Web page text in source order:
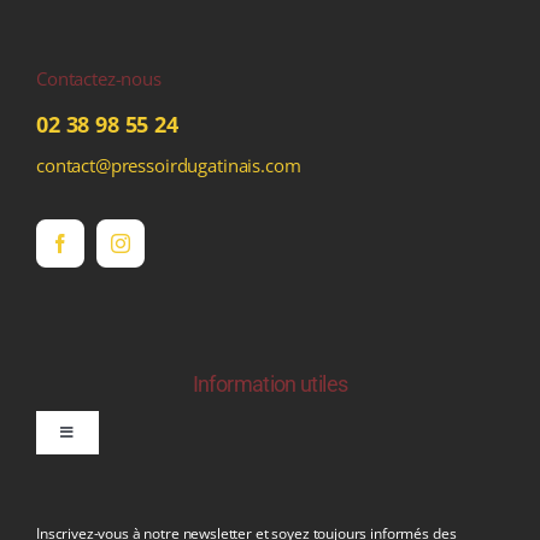
Contactez-nous
02 38 98 55 24
contact@pressoirdugatinais.com
Information utiles
Toggle
Inscrivez-vous à notre newsletter et soyez toujours informés des